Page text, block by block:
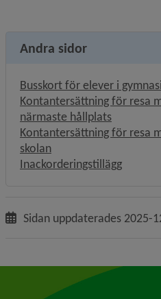
Andra sidor
Busskort för elever i
Kontantersättning för resa
närmaste hållplats
Kontantersättning för resa
skolan
Inackorderingstillägg
Sidan uppdaterades 2025-